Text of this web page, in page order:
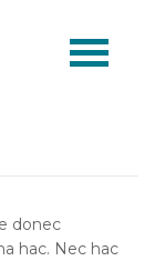
donec
hac. Nec hac